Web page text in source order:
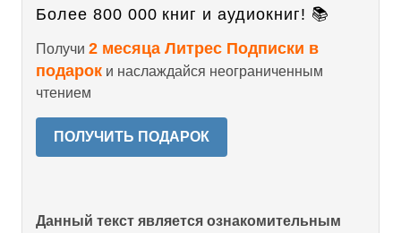
Более 800 000 книг и аудиокниг! 📚
Получи 2 месяца Литрес Подписки в
подарок и наслаждайся неограниченным
чтением
ПОЛУЧИТЬ ПОДАРОК
Данный текст является ознакомительным